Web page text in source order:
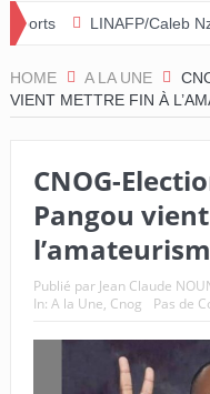
Caleb Nzamba décroche
HOME A LA UNE
VIENT METTRE FIN À
CNOG-
Pangou
Publié par Jean Claude
In: A la Une, Cnog Pas de